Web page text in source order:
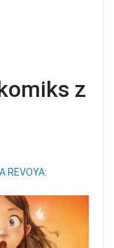
z
REVOYA: